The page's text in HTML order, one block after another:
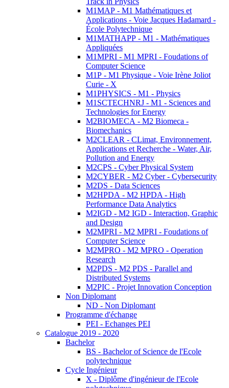
M1MAP - M1 Mathématiques et
Applications - Voie Jacques Hadamard -
École Polytechnique
M1MATHAPP - M1 - Mathématiques
Appliquées
M1MPRI - M1 MPRI - Foudations of
Computer Science
M1P - M1 Physique - Voie Irène Joliot
Curie - X
M1PHYSICS - M1 - Physics
M1SCTECHNRJ - M1 - Sciences and
Technologies for Energy
M2BIOMECA - M2 Biomeca -
Biomechanics
M2CLEAR - CLimat, Environnement,
Applications et Recherche - Water, Air,
Pollution and Energy
M2CPS - Cyber Physical System
M2CYBER - M2 Cyber - Cybersecurity
M2DS - Data Sciences
M2HPDA - M2 HPDA - High
Performance Data Analytics
M2IGD - M2 IGD - Interaction, Graphic
and Design
M2MPRI - M2 MPRI - Foudations of
Computer Science
M2MPRO - M2 MPRO - Operation
Research
M2PDS - M2 PDS - Parallel and
Distributed Systems
M2PIC - Projet Innovation Conception
Non Diplomant
ND - Non Diplomant
Programme d'échange
PEI - Echanges PEI
Catalogue 2019 - 2020
Bachelor
BS - Bachelor of Science de l'Ecole
polytechnique
Cycle Ingénieur
X - Diplôme d'ingénieur de l'Ecole